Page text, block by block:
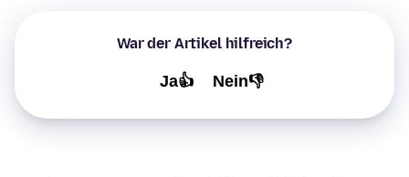
War der Artikel hilfreich?
Ja👍 Nein👎